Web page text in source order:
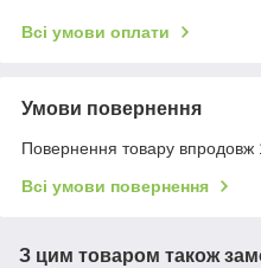
Всі умови оплати
Умови повернення
Повернення товару впродовж
Всі умови повернення
З цим товаром також